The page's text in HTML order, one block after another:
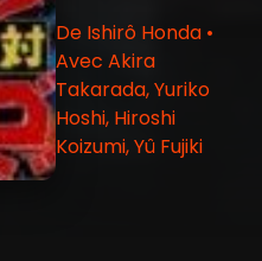
De Ishirô Honda •
Avec Akira
Takarada, Yuriko
Hoshi, Hiroshi
Koizumi, Yû Fujiki